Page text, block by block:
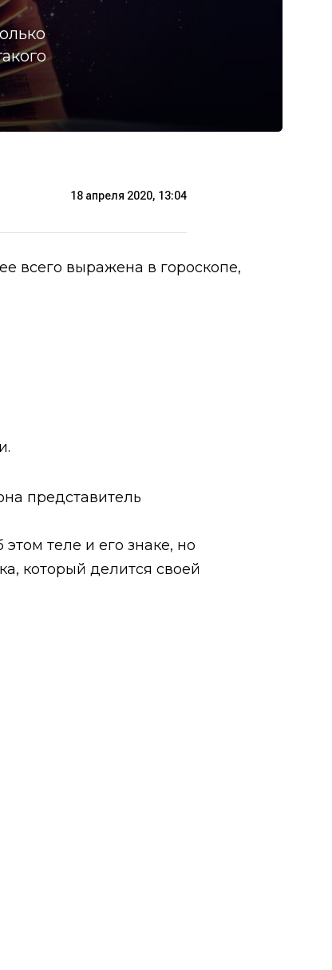
18 апреля 2020, 13:04
всего выражена в гороскопе,
представитель
теле и его знаке, но
который делится своей